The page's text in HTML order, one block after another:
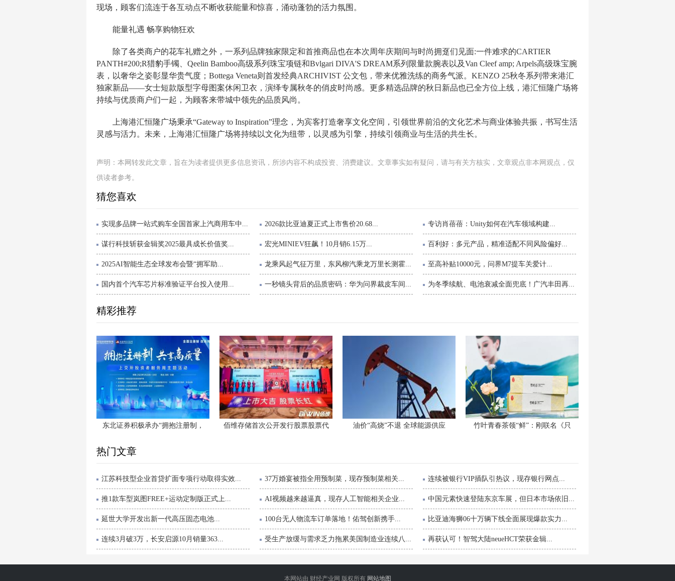
现场，顾客们流连于各互动点不断收获能量和惊喜，涌动蓬勃的活力氛围。
能量礼遇 畅享购物狂欢
除了各类商户的花车礼赠之外，一系列品牌独家限定和首推商品也在本次周年庆期间与时尚拥趸们见面:一件难求的CARTIER
PANTH#200;R猎豹手镯、Qeelin Bamboo高级系列珠宝项链和Bvlgari DIVA'S DREAM系列限量款腕表以及Van Cleef amp; Arpels高级珠宝腕
表，以奢华之姿彰显华贵气度；Bottega Veneta则首发经典ARCHIVIST 公文包，带来优雅洗练的商务气派。KENZO 25秋冬系列带来港汇
独家新品——女士短款版型字母图案休闲卫衣，演绎专属秋冬的俏皮时尚感。更多精选品牌的秋日新品也已全方位上线，港汇恒隆广场将
持续与优质商户们一起，为顾客来带城中领先的品质风尚。
上海港汇恒隆广场秉承“Gateway to Inspiration”理念，为宾客打造奢享文化空间，引领世界前沿的文化艺术与商业体验共振，书写生活
灵感与活力。未来，上海港汇恒隆广场将持续以文化为纽带，以灵感为引擎，持续引领商业与生活的共生长。
声明：本网转发此文章，旨在为读者提供更多信息资讯，所涉内容不构成投资、消费建议。文章事实如有疑问，请与有关方核实，文章观点非本网观点，仅
供读者参考。
猜您喜欢
实现多品牌一站式购车全国首家上汽商用车中... 2026款比亚迪夏正式上市售价20.68... 专访肖蓓蓓：Unity如何在汽车领域构建...
谋行科技斩获金辑奖2025最具成长价值奖... 宏光MINIEV狂飙！10月销6.15万... 百利好：多元产品，精准适配不同风险偏好...
2025AI智能生态全球发布会暨“拥军助... 龙乘风起气征万里，东风柳汽乘龙万里长测霍... 至高补贴10000元，问界M7提车关爱计...
国内首个汽车芯片标准验证平台投入使用... 一秒镜头背后的品质密码：华为问界裁皮车间... 为冬季续航、电池衰减全面兜底！广汽丰田再...
精彩推荐
东北证券积极承办“拥抱注册制， 佰维存储首次公开发行股票股票代 油价“高烧”不退 全球能源供应 竹叶青春茶领“鲜”：刚联名《只
热门文章
江苏科技型企业首贷扩面专项行动取得实效... 37万婚宴被指全用预制菜，现存预制菜相关... 连续被银行VIP插队引热议，现存银行网点...
推1款车型岚图FREE+运动定制版正式上... AI视频越来越逼真，现存人工智能相关企业... 中国元素快速登陆东京车展，但日本市场依旧...
延世大学开发出新一代高压固态电池... 100台无人物流车订单落地！佑驾创新携手... 比亚迪海狮06十万辆下线全面展现爆款实力...
连续3月破3万，长安启源10月销量363... 受生产放缓与需求乏力拖累美国制造业连续八... 再获认可！智驾大陆neueHCT荣获金辑...
本网站由 财经产业网 版权所有 网站地图